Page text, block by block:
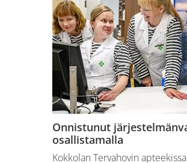
Onnistunut
osallistamalla
Kokkolan Tervahovin